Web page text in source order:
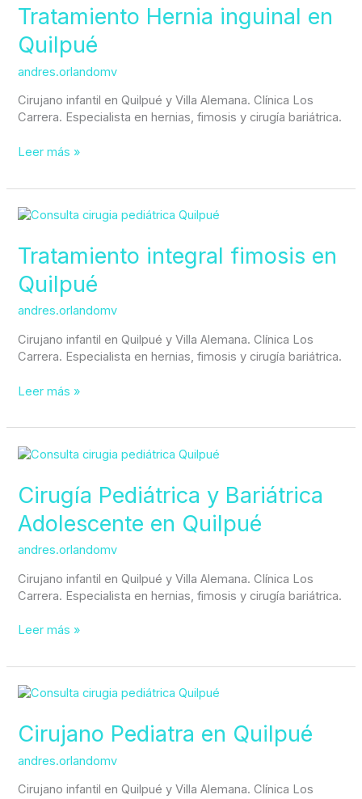
Tratamiento Hernia inguinal en
Quilpué
andres.orlandomv
Cirujano infantil en Quilpué y Villa Alemana. Clínica Los
Carrera. Especialista en hernias, fimosis y cirugía bariátrica.
inguinal
en
Quilpué
Leer más »
Tratamiento integral fimosis en
Quilpué
andres.orlandomv
Cirujano infantil en Quilpué y Villa Alemana. Clínica Los
Carrera. Especialista en hernias, fimosis y cirugía bariátrica.
Tratamiento
fimosis
en
Quilpué
Leer más »
Cirugía Pediátrica y Bariátrica
Adolescente en Quilpué
andres.orlandomv
Cirujano infantil en Quilpué y Villa Alemana. Clínica Los
Carrera. Especialista en hernias, fimosis y cirugía bariátrica.
Cirugía
y
Bariátrica
Adolescente
Quilpué
Leer más »
Cirujano Pediatra en Quilpué
andres.orlandomv
Cirujano infantil en Quilpué y Villa Alemana. Clínica Los
Cirujano
en
Quilpué